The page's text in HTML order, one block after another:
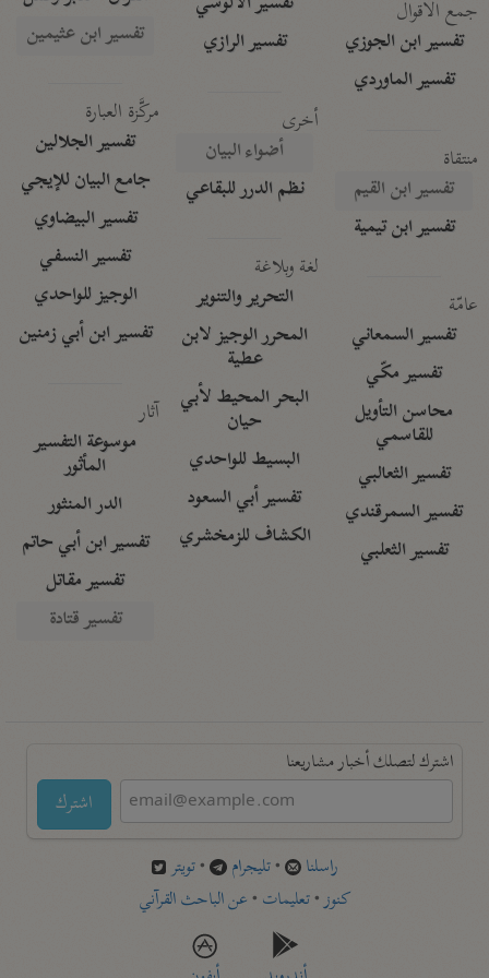
جمع الأقوال
تفسير ابن الجوزي
تفسير الماوردي
منتقاة
تفسير ابن القيم
تفسير ابن تيمية
عامّة
تفسير السمعاني
تفسير مكّي
محاسن التأويل
للقاسمي
تفسير الثعالبي
تفسير السمرقندي
تفسير الثعلبي
تفسير الرازي
أخرى
أضواء البيان
نظم الدرر للبقاعي
لغة وبلاغة
التحرير والتنوير
المحرر الوجيز لابن
عطية
البحر المحيط لأبي
حيان
البسيط للواحدي
تفسير أبي السعود
الكشاف للزمخشري
تفسير ابن عثيمين
مركَّزة العبارة
تفسير الجلالين
جامع البيان للإيجي
تفسير البيضاوي
تفسير النسفي
الوجيز للواحدي
تفسير ابن أبي زمنين
آثار
موسوعة التفسير
المأثور
الدر المنثور
تفسير ابن أبي حاتم
تفسير مقاتل
تفسير قتادة
اشترك لتصلك أخبار مشاريعنا
اشترك
راسلنا •تليجرام •تويتر
كنوز•تعليمات •عن الباحث القرآني